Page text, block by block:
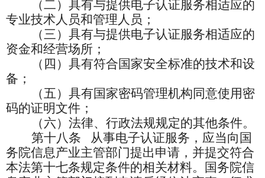
（二）具有与提供电子认证服务相适应的
专业技术人员和管理人员；
（三）具有与提供电子认证服务相适应的
资金和经营场所；
（四）具有符合国家安全标准的技术和设
备；
（五）具有国家密码管理机构同意使用密
码的证明文件；
（六）法律、行政法规规定的其他条件。
第十八条
从事电子认证服务，应当向国
务院信息产业主管部门提出申请，并提交符合
本法第十七条规定条件的相关材料。国务院信